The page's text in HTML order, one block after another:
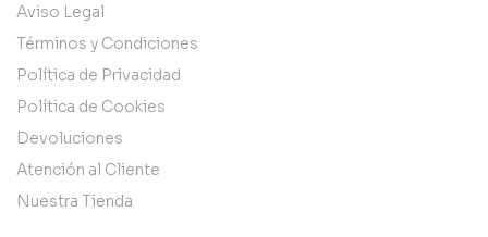
Aviso Legal
Términos y Condiciones
Política de Privacidad
Política de Cookies
Devoluciones
Atención al Cliente
Nuestra Tienda